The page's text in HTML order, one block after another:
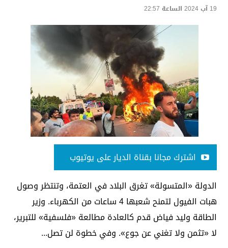
19 آب 2024 الساعة 22:57
اشترك مجانا بقناة الديار على يوتيوب
الدولة «المتسولة» تغرق البلاد في العتمة، وتنتظر وصول
هبات الفيول لتمنح شعبها 4 ساعات من الكهرباء. وزير
الطاقة وليد فياض قدم كالعادة مطالعة «فلسفية» للتبرير،
لا «تثمن ولا تغني عن جوع». وفي خطوة لن تصل...